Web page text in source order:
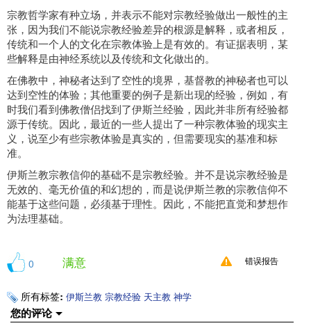
宗教哲学家有种立场，并表示不能对宗教经验做出一般性的主
张，因为我们不能说宗教经验差异的根源是解释，或者相反，
传统和一个人的文化在宗教体验上是有效的。有证据表明，某
些解释是由神经系统以及传统和文化做出的。
在佛教中，神秘者达到了空性的境界，基督教的神秘者也可以
达到空性的体验；其他重要的例子是新出现的经验，例如，有
时我们看到佛教僧侣找到了伊斯兰经验，因此并非所有经验都
源于传统。因此，最近的一些人提出了一种宗教体验的现实主
义，说至少有些宗教体验是真实的，但需要现实的基准和标
准。
伊斯兰教宗教信仰的基础不是宗教经验。并不是说宗教经验是
无效的、毫无价值的和幻想的，而是说伊斯兰教的宗教信仰不
能基于这些问题，必须基于理性。因此，不能把直觉和梦想作
为法理基础。
0 满意 错误报告
所有标签: 伊斯兰教 宗教经验 天主教 神学
您的评论